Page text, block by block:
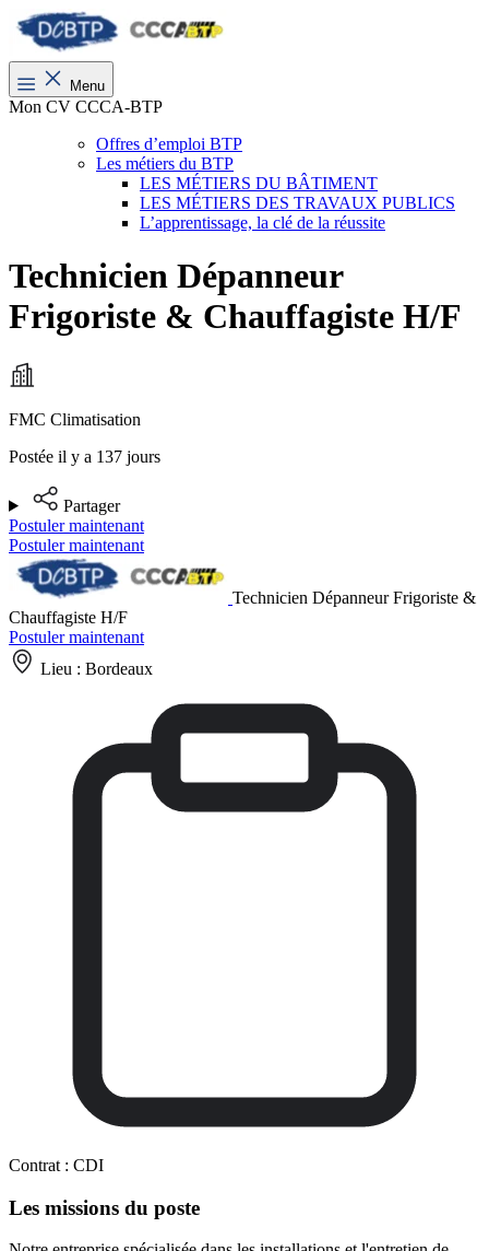
Menu
Mon CV CCCA-BTP
Offres d’emploi BTP
Les métiers du BTP
LES MÉTIERS DU BÂTIMENT
LES MÉTIERS DES TRAVAUX PUBLICS
L’apprentissage, la clé de la réussite
Technicien Dépanneur
Frigoriste & Chauffagiste H/F
FMC Climatisation
Postée il y a 137 jours
Partager
Postuler maintenant
Postuler maintenant
Technicien Dépanneur Frigoriste &
Chauffagiste H/F
Postuler maintenant
Lieu : Bordeaux
Contrat : CDI
Les missions du poste